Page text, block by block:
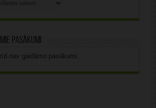
pasākumi
nav gaidāmo pasākumi.